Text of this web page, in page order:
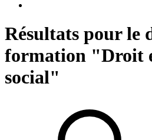
Résultats pour le
formation "Droit
social"